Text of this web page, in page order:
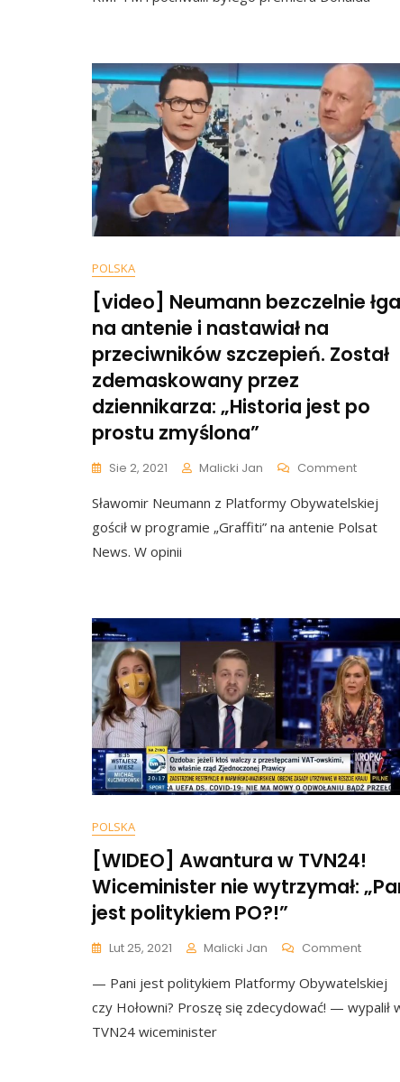
Neumann:
Daje
Bezpieczeństwo
Ekonomiczne
Polakom
POLSKA
[video] Neumann bezczelnie
na antenie i nastawiał na
przeciwników szczepień. Został
zdemaskowany przez
dziennikarza: „Historia jest po
prostu zmyślona”
Sie 2, 2021 Malicki Jan CommentOn
Na
Został
Przez
Jest
Po
Sławomir Neumann z Platformy Obywatelskiej
gościł w programie „Graffiti” na antenie Polsat
News. W opinii
POLSKA
[WIDEO] Awantura w TVN24!
Wiceminister nie wytrzymał:
jest politykiem PO?!”
Lut 25, 2021 Malicki Jan CommentOn
W
TVN24!
— Pani jest politykiem Platformy Obywatelskiej
czy Hołowni? Proszę się zdecydować! — wypalił
TVN24 wiceminister